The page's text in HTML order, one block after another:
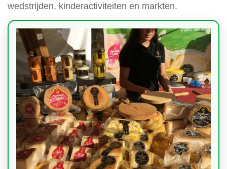
wedstrijden, kinderactiviteiten en markten.